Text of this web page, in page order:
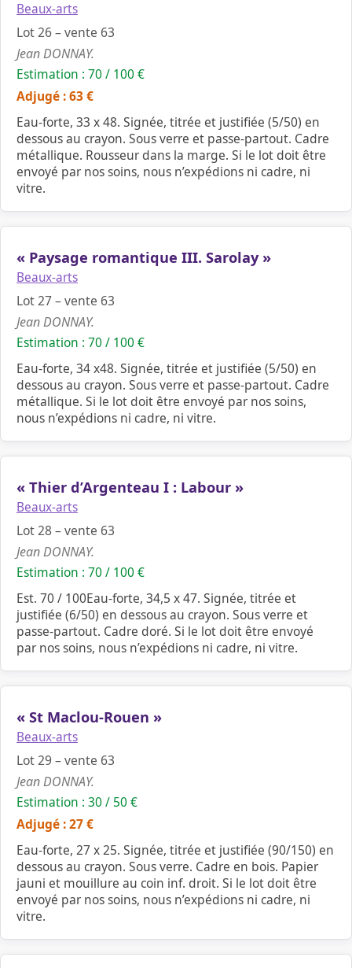
Beaux-arts
Lot 26 – vente 63
Jean DONNAY.
Estimation : 70 / 100 €
Adjugé : 63 €
Eau-forte, 33 x 48. Signée, titrée et justifiée (5/50) en
dessous au crayon. Sous verre et passe-partout. Cadre
métallique. Rousseur dans la marge. Si le lot doit être
envoyé par nos soins, nous n’expédions ni cadre, ni
vitre.
« Paysage romantique III. Sarolay »
Beaux-arts
Lot 27 – vente 63
Jean DONNAY.
Estimation : 70 / 100 €
Eau-forte, 34 x48. Signée, titrée et justifiée (5/50) en
dessous au crayon. Sous verre et passe-partout. Cadre
métallique. Si le lot doit être envoyé par nos soins,
nous n’expédions ni cadre, ni vitre.
« Thier d’Argenteau I : Labour »
Beaux-arts
Lot 28 – vente 63
Jean DONNAY.
Estimation : 70 / 100 €
Est. 70 / 100Eau-forte, 34,5 x 47. Signée, titrée et
justifiée (6/50) en dessous au crayon. Sous verre et
passe-partout. Cadre doré. Si le lot doit être envoyé
par nos soins, nous n’expédions ni cadre, ni vitre.
« St Maclou-Rouen »
Beaux-arts
Lot 29 – vente 63
Jean DONNAY.
Estimation : 30 / 50 €
Adjugé : 27 €
Eau-forte, 27 x 25. Signée, titrée et justifiée (90/150) en
dessous au crayon. Sous verre. Cadre en bois. Papier
jauni et mouillure au coin inf. droit. Si le lot doit être
envoyé par nos soins, nous n’expédions ni cadre, ni
vitre.